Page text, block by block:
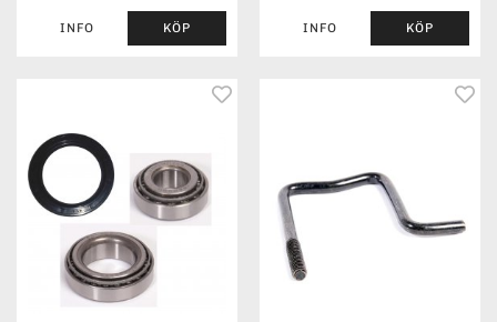
INFO KÖP INFO KÖP